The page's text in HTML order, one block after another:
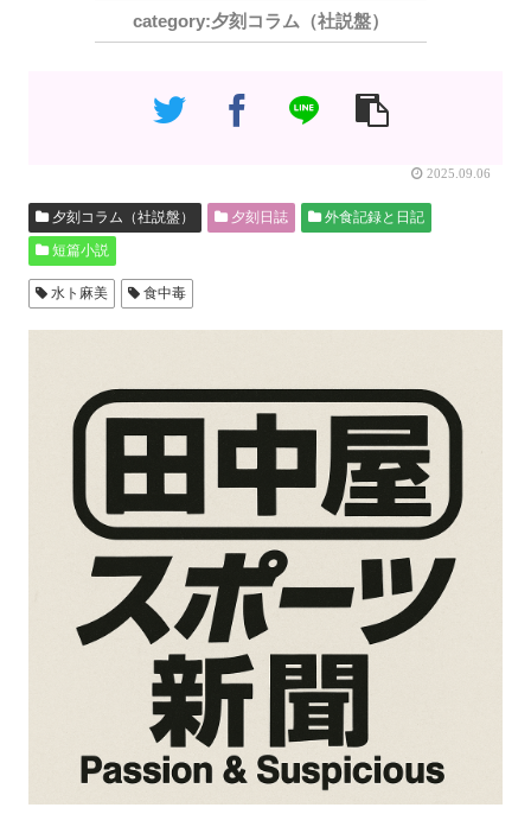
夕刻コラム（社説盤）
2025.09.06
夕刻コラム（社説盤） 夕刻日誌
外食記録と日記
短篇小説
水ト麻美 食中毒